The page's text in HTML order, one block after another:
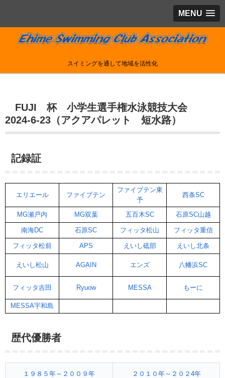
MENU
スイミングを通して地域を活性化
FUJI 杯 小学生選手権水泳競技大会
2024-6-23（アクアパレット 短水路）
記録証
エリエール ファイブテン
ファイブテン東
予
西条SC
MG瀬戸内 MG双葉 五百木SC 石原SC山越
南海DC 石原SC フィッタ松山 フィッタ重信
フィッタ松前 APS えいし砥部 えいし北条
えいし松山 AGAIN エンズ 八幡浜SC
フィッタ吉田 Ryuow MESSA もーに
MESSA宇和島
歴代優勝者
１９８５年～２００９年 ２０１０年～２０２4年